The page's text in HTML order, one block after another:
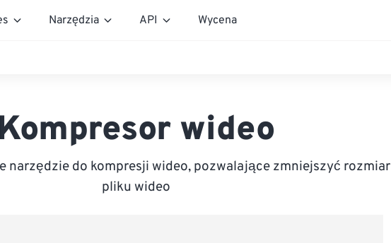
Narzędzia API Wycena
wideo
narzędzie do kompresji wideo, pozwalające zmniejszyć rozmiar
pliku wideo